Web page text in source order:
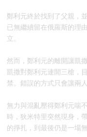
鄭利元終於找到了父親，
已無繼續留在俄羅斯的理
立。
然而，鄭利元的離開讓凱
凱撒對鄭利元連開三槍，
禁。錯誤的方式只會讓兩
無力與混亂壓得鄭利元喘
時，狄米特里突然現身，
的掙扎，到最後仍是一場